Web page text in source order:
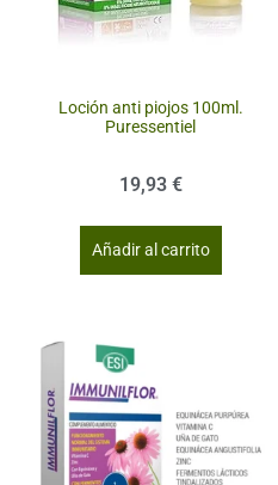
Loción anti piojos 100ml.
Puressentiel
19,93 €
Añadir al carrito